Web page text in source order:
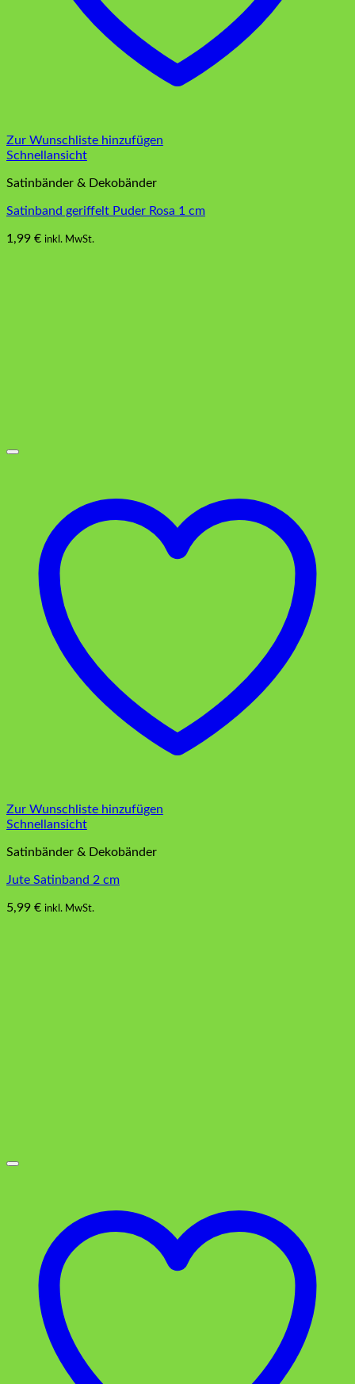
Zur Wunschliste hinzufügen
Schnellansicht
Satinbänder & Dekobänder
Satinband geriffelt Puder Rosa 1 cm
1,99 € inkl. MwSt.
Zur Wunschliste hinzufügen
Schnellansicht
Satinbänder & Dekobänder
Jute Satinband 2 cm
5,99 € inkl. MwSt.